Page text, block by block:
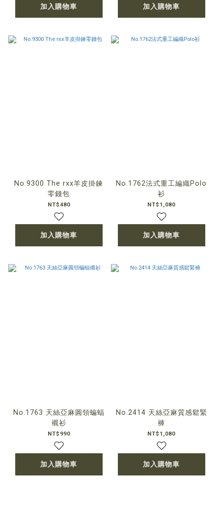
加入購物車 加入購物車
No.9300 The rxx羊皮掛鍊
零錢包
NT$480
加入購物車
No.1762法式重工編織Polo
衫
NT$1,080
加入購物車
No.1763 天絲亞麻圓領蝙蝠
襯衫
NT$990
加入購物車
No.2414 天絲亞麻質感鬆緊
褲
NT$1,080
加入購物車